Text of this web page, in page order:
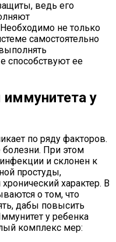
ведь его
не только
самостоятельно
способствуют ее
у
по ряду факторов.
болезни. При этом
и склонен к
простуды,
характер. В
о том, что
дабы повысить
у ребенка
комплекс мер: